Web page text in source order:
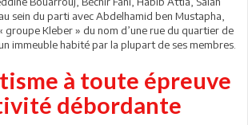
sein du parti avec Abdelhamid ben Mustapha,
groupe Kleber » du nom d’une rue du quartier de
immeuble habité par la plupart de ses membres.
à toute épreuve
débordante